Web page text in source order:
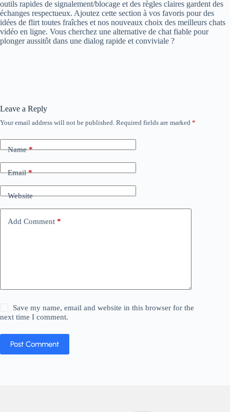
outils rapides de signalement/blocage et des règles claires gardent des
échanges respectueux. Ajoutez cette section à vos favoris pour des
idées de flirt toutes fraîches et nos nouveaux choix des meilleurs chats
vidéo en ligne. Vous cherchez une alternative de chat fiable pour
plonger aussitôt dans une dialog rapide et conviviale ?
Leave a Reply
Your email address will not be published. Required fields are marked *
Name*
Email*
Website
Add Comment *
Save my name, email and website in this browser for the
next time I comment.
Post Comment